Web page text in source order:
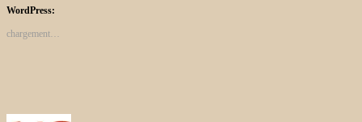
WordPress:
chargement…